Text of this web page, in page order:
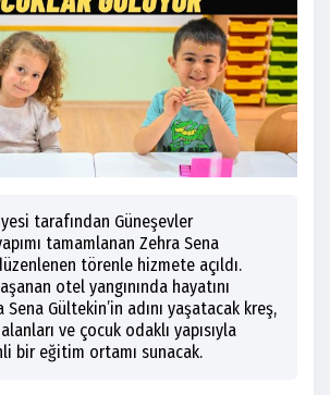
tarafından Güneşevler
tamamlanan Zehra Sena
törenle hizmete açıldı.
otel yangınında hayatını
Gültekin’in adını yaşatacak kreş,
ve çocuk odaklı yapısıyla
bir eğitim ortamı sunacak.